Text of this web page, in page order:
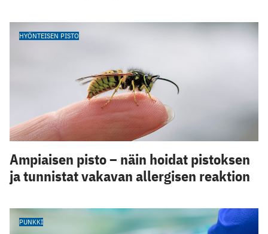
HYÖNTEISEN PISTO
Ampiaisen pisto – näin hoidat pistoksen
ja tunnistat vakavan allergisen reaktion
PUNKKI